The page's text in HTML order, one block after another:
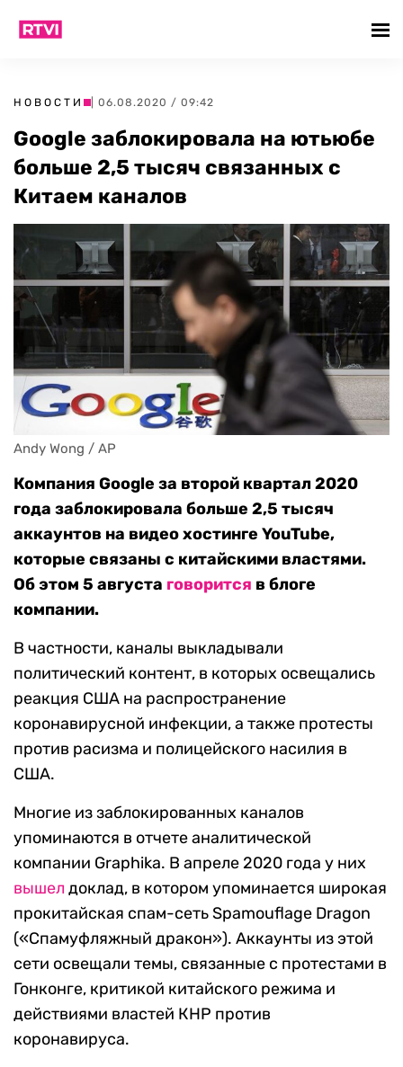
НОВОСТИ | 06.08.2020 / 09:42
Google заблокировала на ютьюбе
больше 2,5 тысяч связанных с
Китаем каналов
Andy Wong / AP
Компания Google за второй квартал 2020
года заблокировала больше 2,5 тысяч
аккаунтов на видео хостинге YouTube,
которые связаны с китайскими властями.
Об этом 5 августа говорится в блоге
компании.
В частности, каналы выкладывали
политический контент, в которых освещались
реакция США на распространение
коронавирусной инфекции, а также протесты
против расизма и полицейского насилия в
США.
Многие из заблокированных каналов
упоминаются в отчете аналитической
компании Graphika. В апреле 2020 года у них
вышел доклад, в котором упоминается широкая
прокитайская спам-сеть Spamouflage Dragon
(«Спамуфляжный дракон»). Аккаунты из этой
сети освещали темы, связанные с протестами в
Гонконге, критикой китайского режима и
действиями властей КНР против
коронавируса.